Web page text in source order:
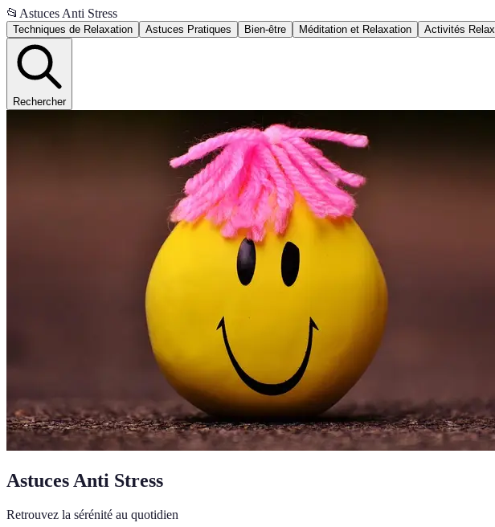
📂 Astuces Anti Stress
Techniques de Relaxation Astuces Pratiques Bien-être Méditation et Relaxation Activités
Rechercher
Astuces Anti Stress
Retrouvez la sérénité au quotidien